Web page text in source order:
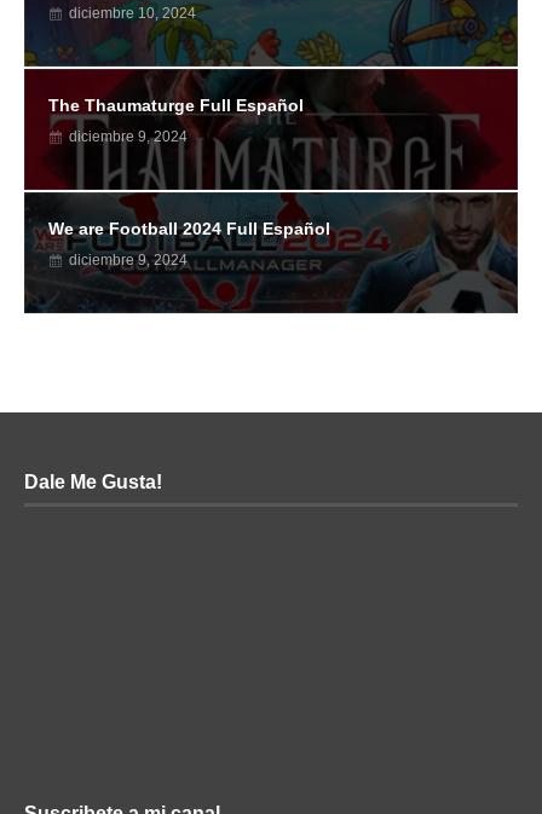
diciembre 10, 2024
The Thaumaturge Full Español
diciembre 9, 2024
We are Football 2024 Full Español
diciembre 9, 2024
Dale Me Gusta!